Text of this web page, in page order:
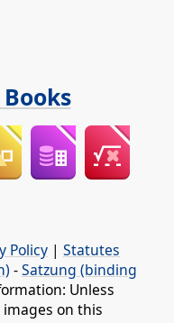
Policy | Statutes
-Satzung (binding
Unless
on this